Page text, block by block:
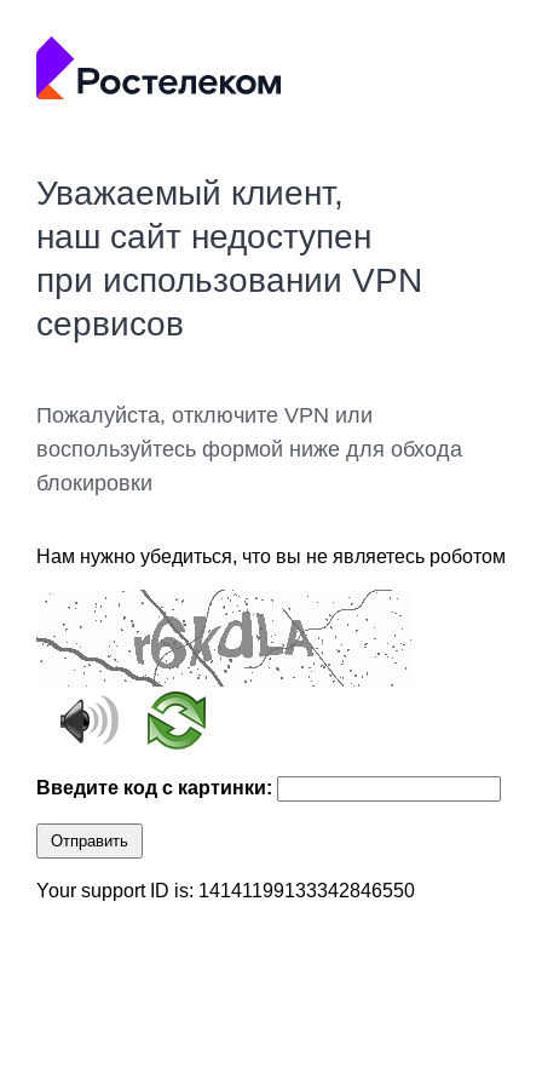
Уважаемый клиент,
наш сайт недоступен
при использовании VPN
сервисов
Пожалуйста, отключите VPN или
воспользуйтесь формой ниже для обхода
блокировки
Нам нужно убедиться, что вы не являетесь роботом
Введите код с картинки:
Отправить
Your support ID is: 14141199133342846550